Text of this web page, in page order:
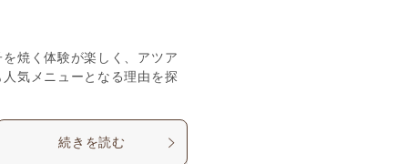
焼く体験が楽しく、アツア
気メニューとなる理由を探
続きを読む